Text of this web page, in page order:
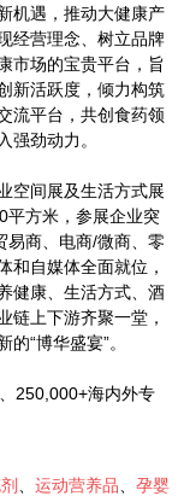
机遇，推动大健康产
经营理念、树立品牌
市场的宝贵平台，旨
新活跃度，倾力构筑
流平台，共创食药领
强劲动力。
空间展及生活方式展
平方米，参展企业突
易商、电商/微商、零
和自媒体全面就位，
健康、生活方式、酒
链上下游齐聚一堂，
“博华盛宴”。
250,000+海内外专
运动营养品
孕婴